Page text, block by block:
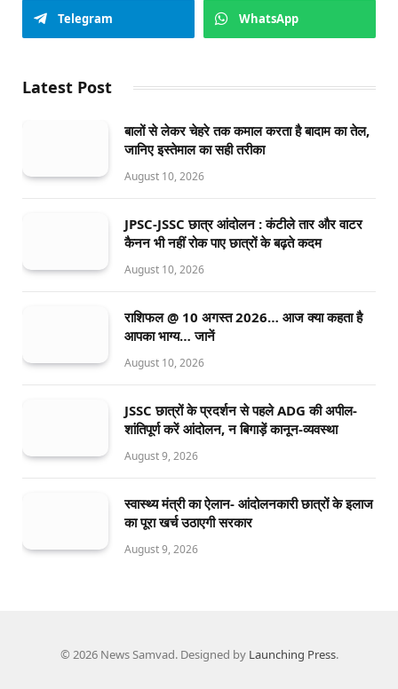
Telegram WhatsApp
Latest Post
बालों से लेकर चेहरे तक कमाल करता है बादाम का तेल,
जानिए इस्तेमाल का सही तरीका
August 10, 2026
JPSC-JSSC छात्र आंदोलन : कंटीले तार और वाटर
कैनन भी नहीं रोक पाए छात्रों के बढ़ते कदम
August 10, 2026
राशिफल @ 10 अगस्त 2026… आज क्या कहता है
आपका भाग्य… जानें
August 10, 2026
JSSC छात्रों के प्रदर्शन से पहले ADG की अपील-
शांतिपूर्ण करें आंदोलन, न बिगाड़ें कानून-व्यवस्था
August 9, 2026
स्वास्थ्य मंत्री का ऐलान- आंदोलनकारी छात्रों के इलाज
का पूरा खर्च उठाएगी सरकार
August 9, 2026
© 2026 News Samvad. Designed by Launching Press.